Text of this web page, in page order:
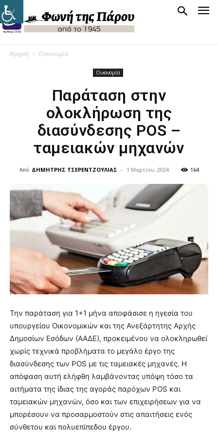
Αρχική Οικονομία
Οικονομία
Παράταση στην
ολοκλήρωση της
διασύνδεσης POS –
ταμειακών μηχανών
Από ΔΗΜΗΤΡΗΣ ΤΣΕΡΕΝΤΖΟΥΛΙΑΣ - 1 Μαρτίου, 2024 164
Την παράταση για 1+1 μήνα αποφάσισε η ηγεσία του
υπουργείου Οικονομικών και της Ανεξάρτητης Αρχής
Δημοσίων Εσόδων (ΑΑΔΕ), προκειμένου να ολοκληρωθεί
χωρίς τεχνικά προβλήματα το μεγάλο έργο της
διασύνδεσης των POS με τις ταμειακές μηχανές. Η
απόφαση αυτή ελήφθη λαμβάνοντας υπόψη τόσο τα
αιτήματα της ίδιας της αγοράς παρόχων POS και
ταμειακών μηχανών, όσο και των επιχειρήσεων για να
μπορέσουν να προσαρμοστούν στις απαιτήσεις ενός
σύνθετου και πολυεπίπεδου έργου.